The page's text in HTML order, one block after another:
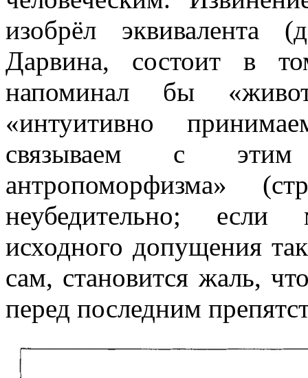
изобрёл эквивалента
Дарвина, состоит в
напоминал бы
«интуитивно
связываем с
антропоморфизма»
неубедительно; если
исходного допущения
сам, становится жаль,
перед последним